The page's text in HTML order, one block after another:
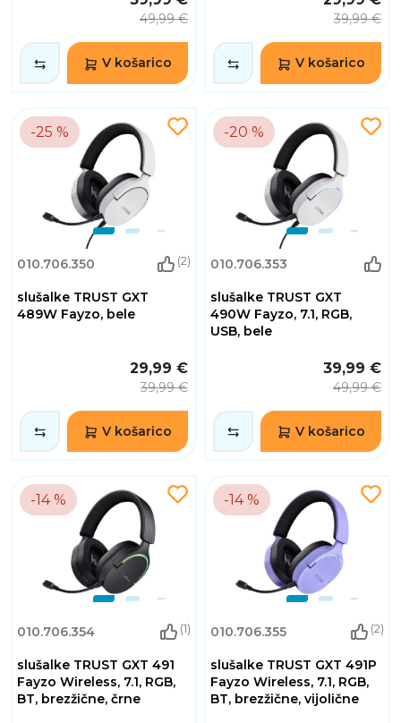
49,99 €
V košarico
39,99 €
V košarico
-25 %
010.706.350 (2)
slušalke TRUST GXT
489W Fayzo, bele
29,99 €
39,99 €
V košarico
-20 %
010.706.353
slušalke TRUST GXT
490W Fayzo, 7.1, RGB,
USB, bele
39,99 €
49,99 €
V košarico
-14 %
010.706.354 (1)
slušalke TRUST GXT 491
Fayzo Wireless, 7.1, RGB,
BT, brezžične, črne
-14 %
010.706.355 (2)
slušalke TRUST GXT 491P
Fayzo Wireless, 7.1, RGB,
BT, brezžične, vijolične